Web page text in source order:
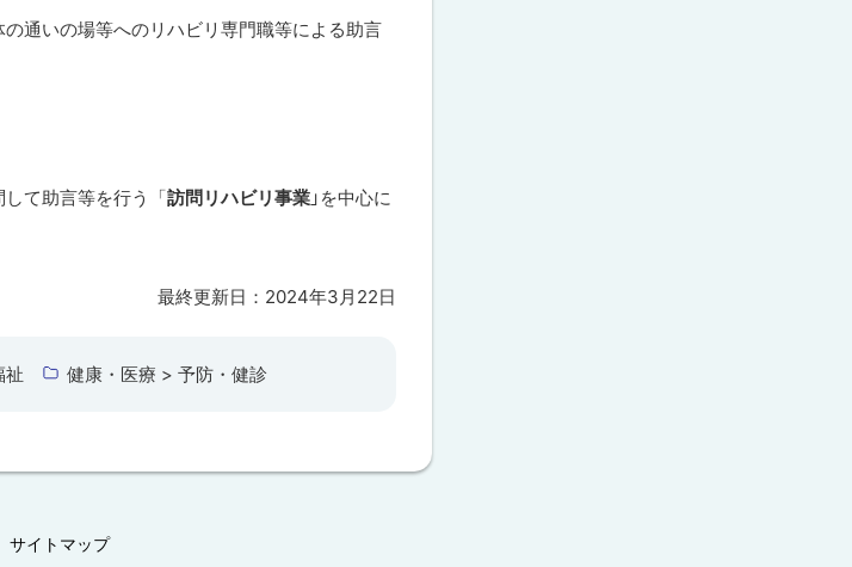
通いの場等へのリハビリ専門職等による助言
て助言等を行う「訪問リハビリ事業 」を中心に
最終更新日： 2024年3月22日
祉 健康・医療 > 予防・健診
サイトマップ